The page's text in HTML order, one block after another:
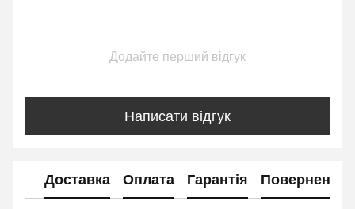
Додайте перший відгук
Написати відгук
Доставка Оплата Гарантія Повернення